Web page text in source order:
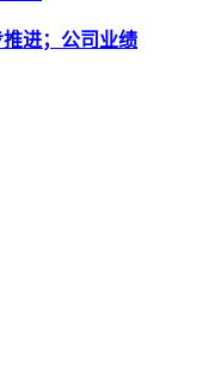
进；公司业绩